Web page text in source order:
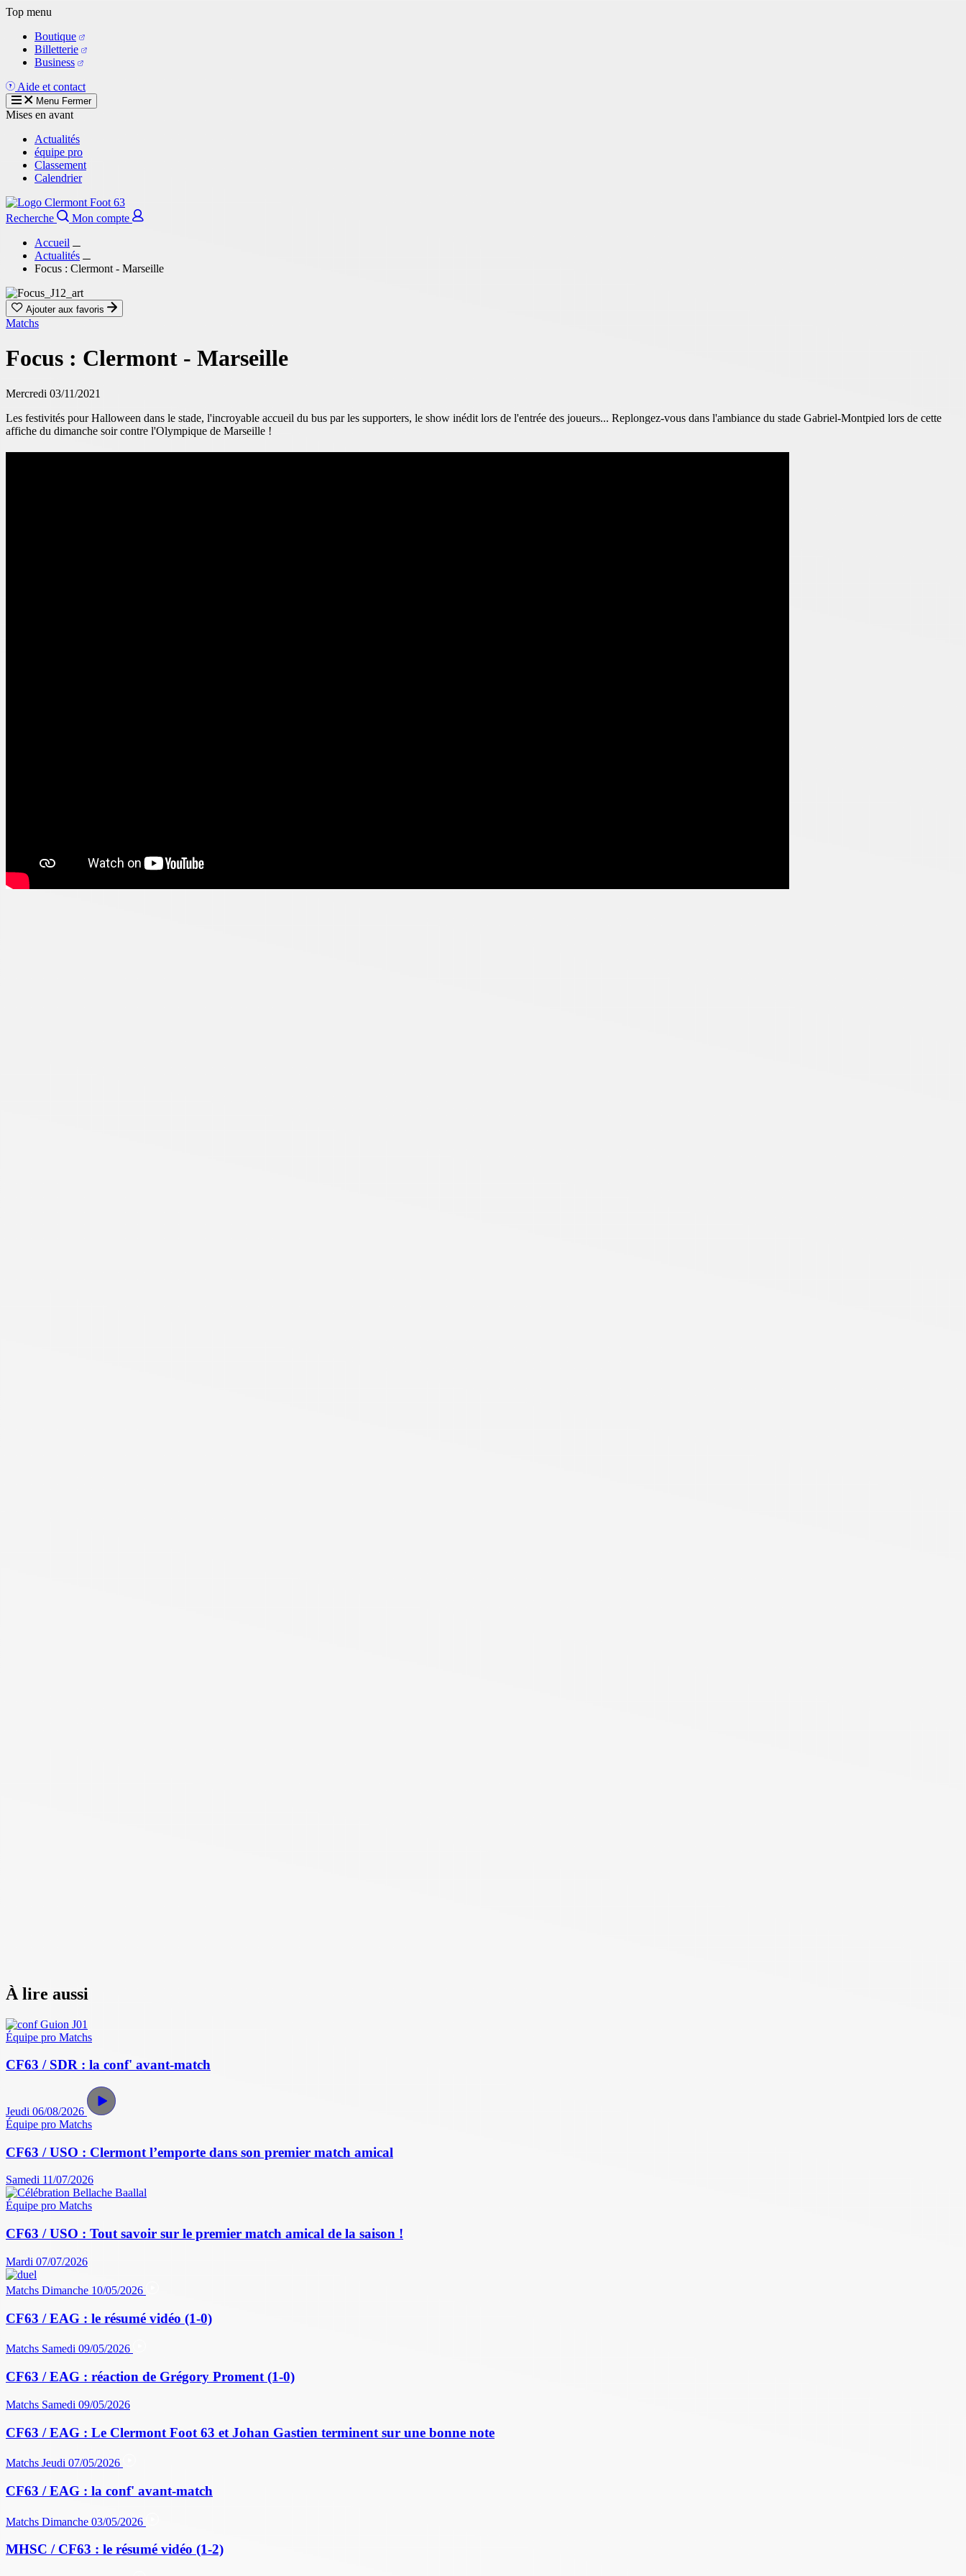
Aller
contenu
principal
Top menu
Boutique
Billetterie
Business
Aide et contact
Menu Fermer
Mises en avant
Actualités
équipe pro
Classement
Calendrier
Recherche
Mon compte
Accueil
Actualités
Focus : Clermont - Marseille
Ajouter aux favoris
Matchs
Focus : Clermont - Marseille
Mercredi 03/11/2021
Les festivités pour Halloween dans le stade, l'incroyable accueil du bus par les supporters, le show inédit lors de l'entrée des joueurs... Replongez-vous dans l'ambiance du stade Gabriel-Montpied lors de cette
affiche du dimanche soir contre l'Olympique de Marseille !
À lire aussi
Équipe pro Matchs
CF63 / SDR : la conf' avant-match
Jeudi 06/08/2026
Équipe pro Matchs
CF63 / USO : Clermont l’emporte dans son premier match amical
Samedi 11/07/2026
Équipe pro Matchs
CF63 / USO : Tout savoir sur le premier match amical de la saison !
Mardi 07/07/2026
Matchs Dimanche 10/05/2026
CF63 / EAG : le résumé vidéo (1-0)
Matchs Samedi 09/05/2026
CF63 / EAG : réaction de Grégory Proment (1-0)
Matchs Samedi 09/05/2026
CF63 / EAG : Le Clermont Foot 63 et Johan Gastien terminent sur une bonne note
Matchs Jeudi 07/05/2026
CF63 / EAG : la conf' avant-match
Matchs Dimanche 03/05/2026
MHSC / CF63 : le résumé vidéo (1-2)